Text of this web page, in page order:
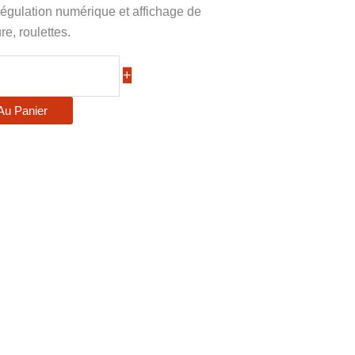
numérique et affichage de
roulettes.
+
Panier